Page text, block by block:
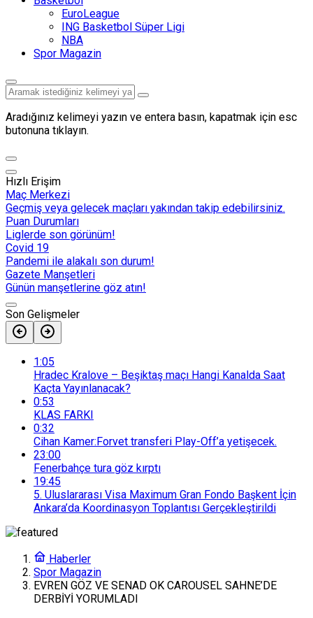
EuroLeague
ING Basketbol Süper Ligi
NBA
Spor Magazin
Aradığınız kelimeyi yazın ve entera basın, kapatmak için esc
butonuna tıklayın.
Hızlı Erişim
Maç Merkezi
Geçmiş veya gelecek maçları yakından takip edebilirsiniz.
Puan Durumları
Liglerde son görünüm!
Covid 19
Pandemi ile alakalı son durum!
Gazete Manşetleri
Günün manşetlerine göz atın!
Son Gelişmeler
1:05
Hradec Kralove – Beşiktaş maçı Hangi Kanalda Saat
Kaçta Yayınlanacak?
0:53
KLAS FARKI
0:32
Cihan Kamer:Forvet transferi Play-Off’a yetişecek.
23:00
Fenerbahçe tura göz kırptı
19:45
5. Uluslararası Visa Maximum Gran Fondo Başkent İçin
Ankara’da Koordinasyon Toplantısı Gerçekleştirildi
Haberler
Spor Magazin
EVREN GÖZ VE SENAD OK CAROUSEL SAHNE’DE
DERBİYİ YORUMLADI